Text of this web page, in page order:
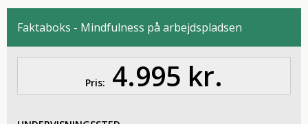
Faktaboks - Mindfulness på arbejdspladsen
Pris: 4.995 kr.